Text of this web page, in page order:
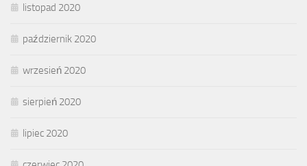
listopad 2020
październik 2020
wrzesień 2020
sierpień 2020
lipiec 2020